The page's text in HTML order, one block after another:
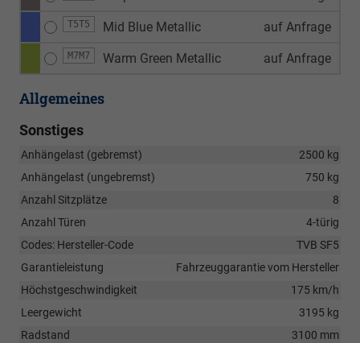
T5T5 Mid Blue Metallic auf Anfrage
M7M7 Warm Green Metallic auf Anfrage
Allgemeines
Sonstiges
Anhängelast (gebremst)
2500 kg
Anhängelast (ungebremst)
750 kg
Anzahl Sitzplätze
8
Anzahl Türen
4-türig
Codes: Hersteller-Code
TVB SF5
Garantieleistung
Fahrzeuggarantie vom Hersteller
Höchstgeschwindigkeit
175 km/h
Leergewicht
3195 kg
Radstand
3100 mm